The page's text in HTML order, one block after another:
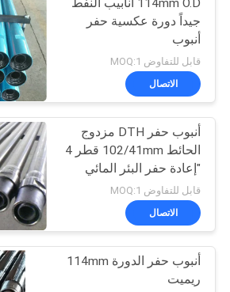
114mm O.D أنابيب النفط
جيداً دورة عكسية حفر
أنبوب
قابل للتفاوض MOQ:1
الاتصال
أنبوب حفر DTH مزدوج
الحائط 102/41mm قطر 4
"إعادة حفر البئر المائي
قابل للتفاوض MOQ:1
الاتصال
أنبوب حفر الدورة 114mm
ريميت